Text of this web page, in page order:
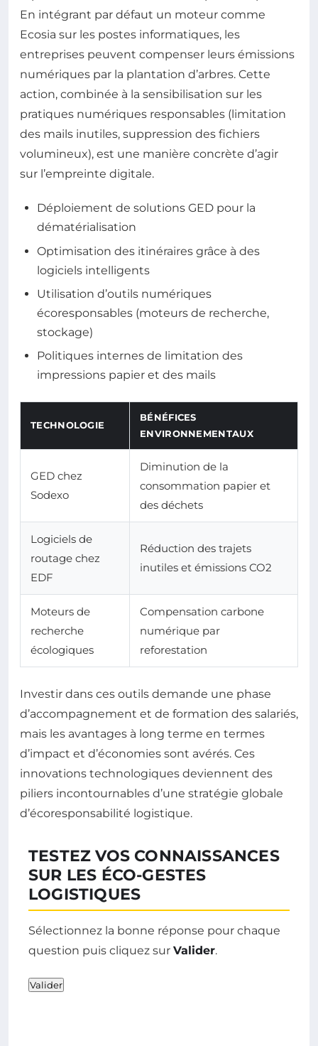
En intégrant par défaut un moteur comme
Ecosia sur les postes informatiques, les
entreprises peuvent compenser leurs émissions
numériques par la plantation d’arbres. Cette
action, combinée à la sensibilisation sur les
pratiques numériques responsables (limitation
des mails inutiles, suppression des fichiers
volumineux), est une manière concrète d’agir
sur l’empreinte digitale.
Déploiement de solutions GED pour la
dématérialisation
Optimisation des itinéraires grâce à des
logiciels intelligents
Utilisation d’outils numériques
écoresponsables (moteurs de recherche,
stockage)
Politiques internes de limitation des
impressions papier et des mails
TECHNOLOGIE
BÉNÉFICES
ENVIRONNEMENTAUX
GED chez
Sodexo
Diminution de la
consommation papier et
des déchets
Logiciels de
routage chez
EDF
Réduction des trajets
inutiles et émissions CO2
Moteurs de
recherche
écologiques
Compensation carbone
numérique par
reforestation
Investir dans ces outils demande une phase
d’accompagnement et de formation des salariés,
mais les avantages à long terme en termes
d’impact et d’économies sont avérés. Ces
innovations technologiques deviennent des
piliers incontournables d’une stratégie globale
d’écoresponsabilité logistique.
TESTEZ VOS CONNAISSANCES
SUR LES ÉCO-GESTES
LOGISTIQUES
Sélectionnez la bonne réponse pour chaque
question puis cliquez sur Valider.
Valider